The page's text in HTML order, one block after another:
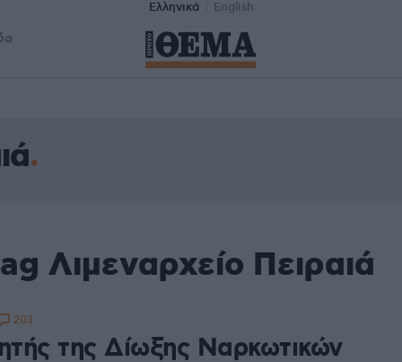
Ελληνικά English
Λιμεναρχείο Πειραιά
της Δίωξης Ναρκωτικών
203